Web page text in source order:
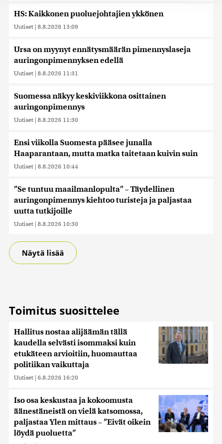
jaamme sosiaalisen median, mainosalan ja analytiikka-
alan kumppaneillemme tietoja siitä, miten käytät
sivustoamme. Kumppanimme voivat yhdistää näitä
kerätty, kun olet käyttänyt heidän palvelujaan. Tietoja
saatetaan myös siirtää ulkomaille.
HS: Kaikkonen puoluejohtajien ykkönen
Uutiset | 8.8.2026 13:09
Ursa on myynyt ennätysmäärän pimennyslaseja
auringonpimennyksen edellä
Uutiset | 8.8.2026 11:31
Suomessa näkyy keskiviikkona osittainen
auringonpimennys
Uutiset | 8.8.2026 11:30
Ensi viikolla Suomesta pääsee junalla
Haaparantaan, mutta matka taitetaan kuivin suin
Uutiset | 8.8.2026 10:44
”Se tuntuu maailmanlopulta” – Täydellinen
auringonpimennys kiehtoo turisteja ja paljastaa
uutta tutkijoille
Uutiset | 8.8.2026 10:30
Näytä lisää
Toimitus suosittelee
Hallitus nostaa alijäämän tällä
kaudella selvästi isommaksi kuin
etukäteen arvioitiin, huomauttaa
politiikan vaikuttaja
Uutiset | 6.8.2026 16:20
Iso osa keskustaa ja kokoomusta
äänestäneistä on vielä katsomossa,
paljastaa Ylen mittaus – ”Eivät oikein
löydä puoluetta”